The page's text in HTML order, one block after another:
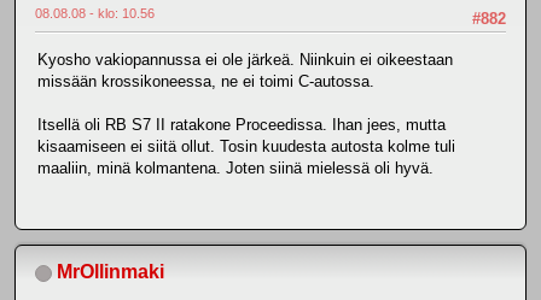
#882
08.08.08 - klo: 10.56
Kyosho vakiopannussa ei ole järkeä. Niinkuin ei oikeestaan
missään krossikoneessa, ne ei toimi C-autossa.
Itsellä oli RB S7 II ratakone Proceedissa. Ihan jees, mutta
kisaamiseen ei siitä ollut. Tosin kuudesta autosta kolme tuli
maaliin, minä kolmantena. Joten siinä mielessä oli hyvä.
MrOllinmaki